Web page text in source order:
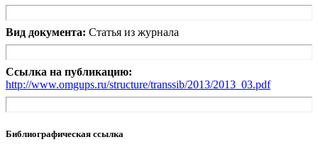
Вид документа: Статья из журнала
Ссылка на публикацию:
http://www.omgups.ru/structure/transsib/2013/2013_03.pdf
Библиографическая ссылка